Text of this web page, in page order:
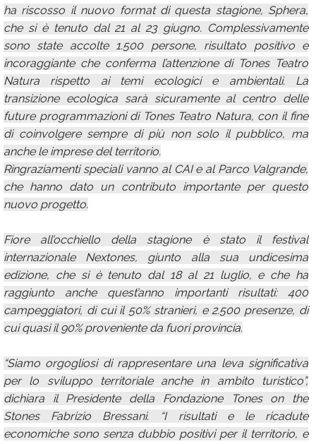
ha riscosso il nuovo format di questa stagione, Sphera,
che si è tenuto dal 21 al 23 giugno. Complessivamente
sono state accolte 1.500 persone, risultato positivo e
incoraggiante che conferma l’attenzione di Tones Teatro
Natura rispetto ai temi ecologici e ambientali. La
transizione ecologica sarà sicuramente al centro delle
future programmazioni di Tones Teatro Natura, con il fine
di coinvolgere sempre di più non solo il pubblico, ma
anche le imprese del territorio.
Ringraziamenti speciali vanno al CAI e al Parco Valgrande,
che hanno dato un contributo importante per questo
nuovo progetto.
Fiore all’occhiello della stagione è stato il festival
internazionale Nextones, giunto alla sua undicesima
edizione, che si è tenuto dal 18 al 21 luglio, e che ha
raggiunto anche quest’anno importanti risultati: 400
campeggiatori, di cui il 50% stranieri, e 2.500 presenze, di
cui quasi il 90% proveniente da fuori provincia.
“Siamo orgogliosi di rappresentare una leva significativa
per lo sviluppo territoriale anche in ambito turistico”,
dichiara il Presidente della Fondazione Tones on the
Stones Fabrizio Bressani. “I risultati e le ricadute
economiche sono senza dubbio positivi per il territorio, e